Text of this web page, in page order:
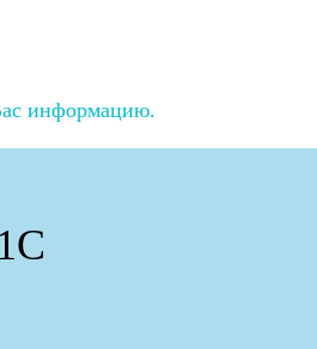
информацию.